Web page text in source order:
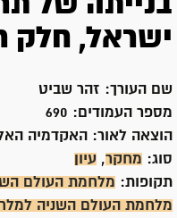
ישראל, חלק
שם העורך: זהר שביט
מספר העמודים: 690
הוצאה לאור:
האקדמיה
סוג: מחקר, עיון
תקופות: מלחמת העולם
מלחמת העולם השניה